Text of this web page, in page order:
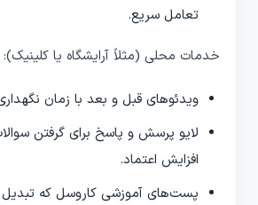
تعامل سریع.
خدمات محلی (مثلاً آرایشگاه یا کلینیک):
ویدئوهای قبل و بعد با زمان نگهداری
لایو پرسش و پاسخ برای گرفتن
افزایش اعتماد.
پست‌های آموزشی کاروسل که تبدیل